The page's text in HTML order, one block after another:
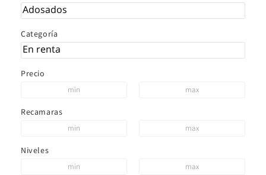
Categoría
Precio
Recamaras
Niveles